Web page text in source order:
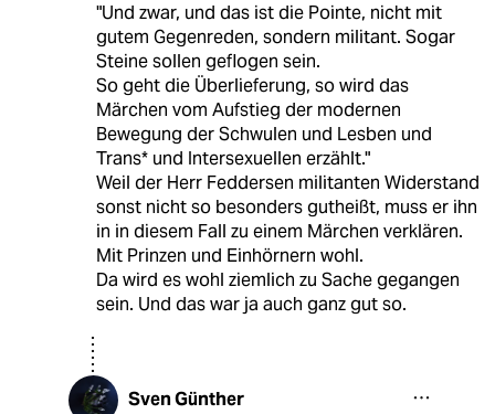
"Und zwar, und das ist die Pointe, nicht mit
gutem Gegenreden, sondern militant. Sogar
Steine sollen geflogen sein.
So geht die Überlieferung, so wird das
Märchen vom Aufstieg der modernen
Bewegung der Schwulen und Lesben und
Trans* und Intersexuellen erzählt."
Weil der Herr Feddersen militanten Widerstand
sonst nicht so besonders gutheißt, muss er ihn
in in diesem Fall zu einem Märchen verklären.
Mit Prinzen und Einhörnern wohl.
Da wird es wohl ziemlich zu Sache gegangen
sein. Und das war ja auch ganz gut so.
Sven Günther